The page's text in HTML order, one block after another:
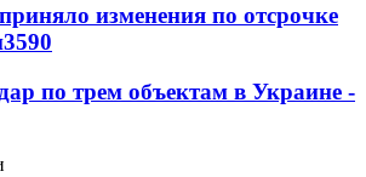
изменения по отсрочке
3590
по трем объектам в Украине -